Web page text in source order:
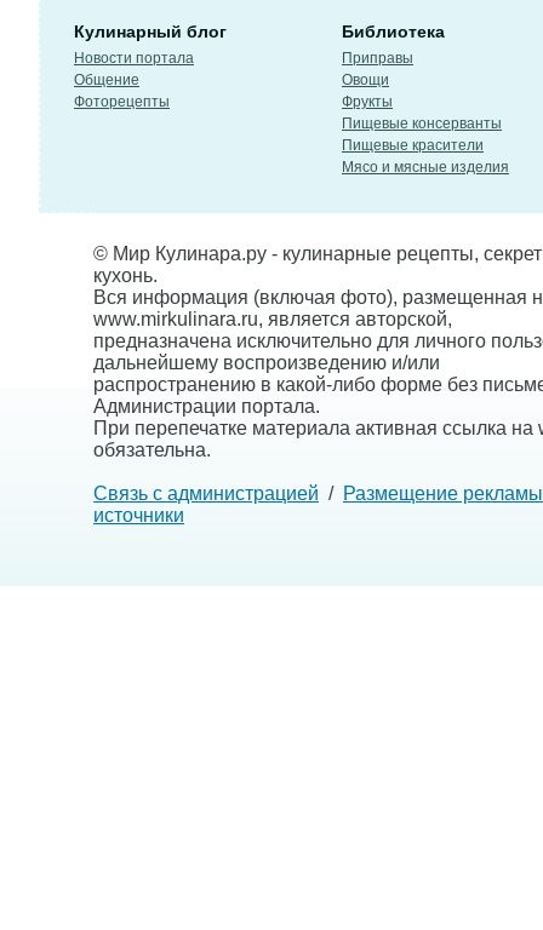
Кулинарный блог
Новости портала
Общение
Фоторецепты
Библиотека
Приправы
Овощи
Фрукты
Пищевые консерванты
Пищевые красители
Мясо и мясные изделия
© Мир Кулинара.ру - кулинарные рецепты,
кухонь.
Вся информация (включая фото), размещенная
www.mirkulinara.ru, является авторской,
предназначена исключительно для личного
дальнейшему воспроизведению и/или
распространению в какой-либо форме без
Администрации портала.
При перепечатке материала активная ссылка на
обязательна.
Связь с администрацией / Размещение рекламы
источники